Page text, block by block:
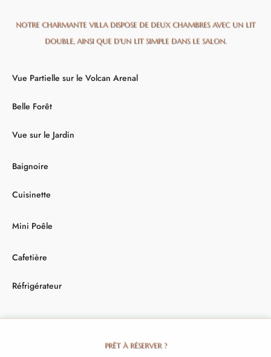
NOTRE CHARMANTE VILLA DISPOSE DE DEUX CHAMBRES AVEC UN LIT
DOUBLE, AINSI QUE D'UN LIT SIMPLE DANS LE SALON.
Vue Partielle sur le Volcan Arenal
Belle Forêt
Vue sur le Jardin
Baignoire
Cuisinette
Mini Poêle
Cafetière
Réfrigérateur
PRÊT À RÉSERVER ?